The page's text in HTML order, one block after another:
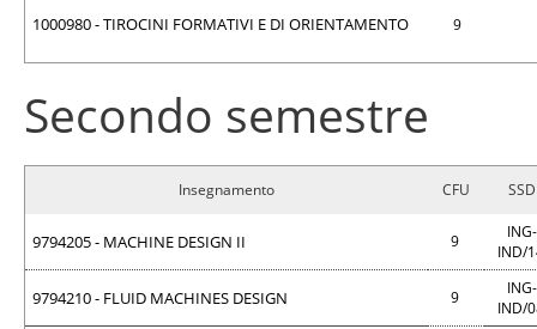
1000980 - TIROCINI FORMATIVI E DI ORIENTAMENTO 9
Secondo semestre
Insegnamento CFU SSD
9794205 - MACHINE DESIGN II 9
ING-
IND/
9794210 - FLUID MACHINES DESIGN 9
ING-
IND/